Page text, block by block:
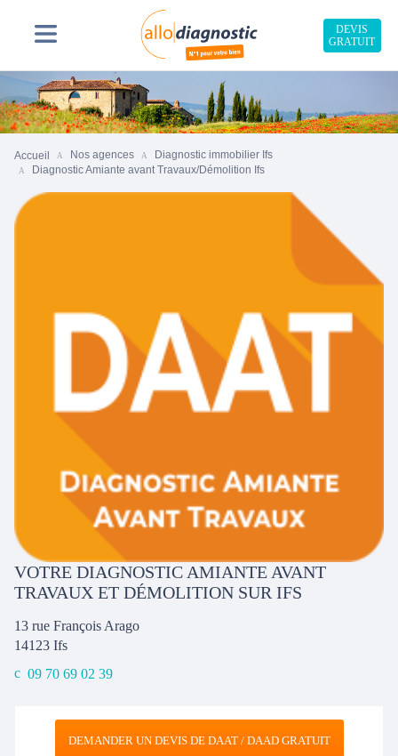
DEVIS
GRATUIT
Accueil Nos agences
Diagnostic immobilier Ifs
Diagnostic Amiante avant Travaux/Démolition Ifs
VOTRE DIAGNOSTIC AMIANTE AVANT
TRAVAUX ET DÉMOLITION SUR IFS
13 rue François Arago
14123 Ifs
09 70 69 02 39
DEMANDER UN DEVIS DE DAAT / DAAD GRATUIT